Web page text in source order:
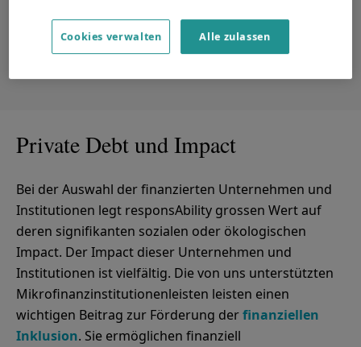
Private Debt und Impact
Bei der Auswahl der finanzierten Unternehmen und
Institutionen legt responsAbility grossen Wert auf
deren signifikanten sozialen oder ökologischen
Impact. Der Impact dieser Unternehmen und
Institutionen ist vielfältig. Die von uns unterstützten
Mikrofinanzinstitutionenleisten leisten einen
wichtigen Beitrag zur Förderung derfinanziellen
Inklusion. Sie ermöglichen finanziell
Alle zulassen
Cookies verwalten